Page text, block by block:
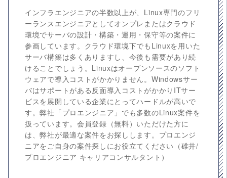
インフラエンジニアの半数以上が、Linux専門のフリ
ーランスエンジニアとしてオンプレまたはクラウド
環境でサーバの設計・構築・運用・保守等の案件に
参画しています。クラウド環境下でもLinuxを用いた
サーバ構築は多くありますし、今後も需要があり続
けることでしょう。Linuxはオープンソースのソフト
ウェアで導入コストがかかりません。Windowsサー
バはサポートがある反面導入コストがかかりITサー
ビスを展開している企業にとってハードルが高いで
す。弊社「プロエンジニア」でも多数のLinux案件を
扱っています。会員登録（無料）いただけた方に
は、弊社が最適な案件をお探しします。プロエンジ
ニアをご自身の案件探しにお役立てください（碓井/
プロエンジニア キャリアコンサルタント）